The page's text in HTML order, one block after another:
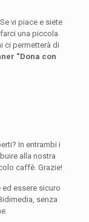
vi piace e siete
una piccola
ci permetterà di
“Dona con
In entrambi i
alla nostra
caffè. Grazie!
essere sicuro
senza